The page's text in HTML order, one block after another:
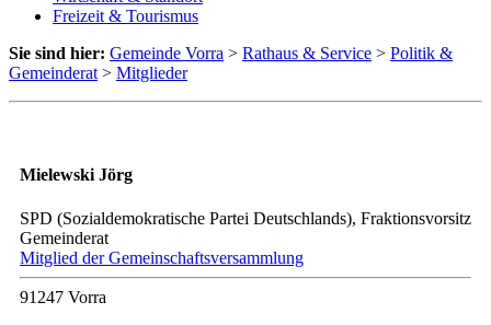
Freizeit & Tourismus
Sie sind hier: Gemeinde Vorra > Rathaus & Service > Politik &
Gemeinderat > Mitglieder
Mielewski Jörg
SPD (Sozialdemokratische Partei Deutschlands), Fraktionsvorsitz
Gemeinderat
Mitglied der Gemeinschaftsversammlung
91247 Vorra